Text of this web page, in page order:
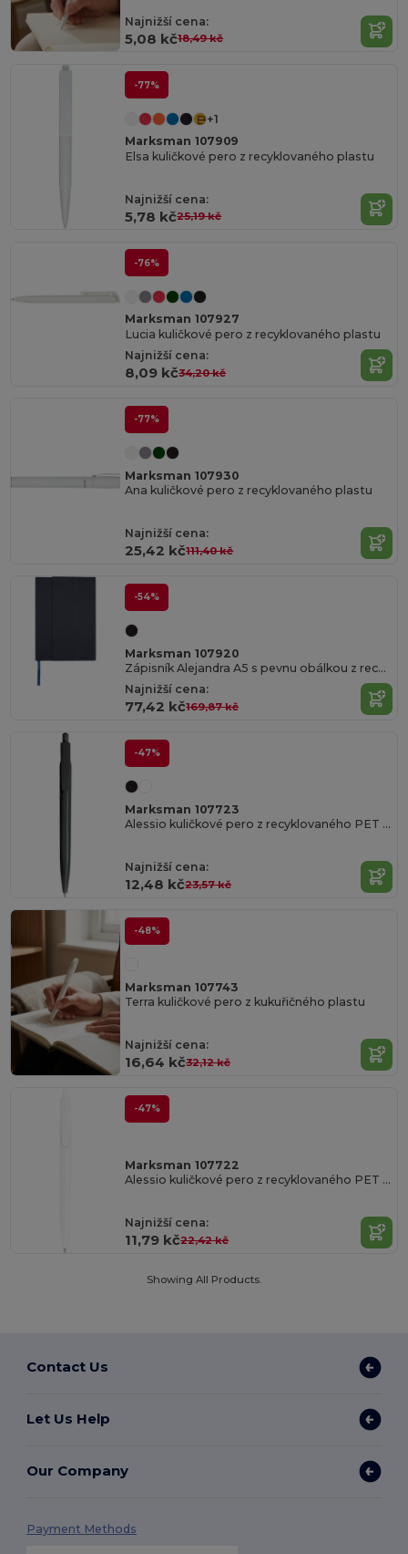
Najnižší cena:
5,08 kč18,49 kč
-77%
+1
Marksman 107909
Elsa kuličkové pero z recyklovaného plastu
Najnižší cena:
5,78 kč25,19 kč
-76%
Marksman 107927
Lucia kuličkové pero z recyklovaného plastu
Najnižší cena:
8,09 kč34,20 kč
-77%
Marksman 107930
Ana kuličkové pero z recyklovaného plastu
Najnižší cena:
25,42 kč111,40 kč
-54%
Marksman 107920
Zápisník Alejandra A5 s pevnu obálkou z recyklovaného plastu
Najnižší cena:
77,42 kč169,87 kč
-47%
Marksman 107723
Alessio kuličkové pero z recyklovaného PET materiálu
Najnižší cena:
12,48 kč23,57 kč
-48%
Marksman 107743
Terra kuličkové pero z kukuřičného plastu
Najnižší cena:
16,64 kč32,12 kč
-47%
Marksman 107722
Alessio kuličkové pero z recyklovaného PET materiálu
Najnižší cena:
11,79 kč22,42 kč
Showing All Products.
Contact Us
Let Us Help
Our Company
Payment Methods